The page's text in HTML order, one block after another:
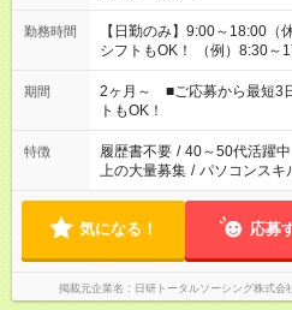
勤務時間
【日勤のみ】9:00～18:00（休憩60分） ■ご希
シフトもOK！ （例）
「家族とお休みを合わせた
など、あなたのご希望に沿った
ーク希望の方へ 今ご覧のお
のお仕事の勤務時間。 合計
ません
期間
2ヶ月～ ■ご応募から最短3
トもOK！
特徴 履歴書不要 / 40～50代活躍中
上の大量募集 / パソコンスキ
気になる！ 応募
掲載元企業名 日研トータルソーシング株式